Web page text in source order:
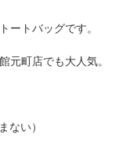
ートバッグです。
元町店でも大人気。
まない）